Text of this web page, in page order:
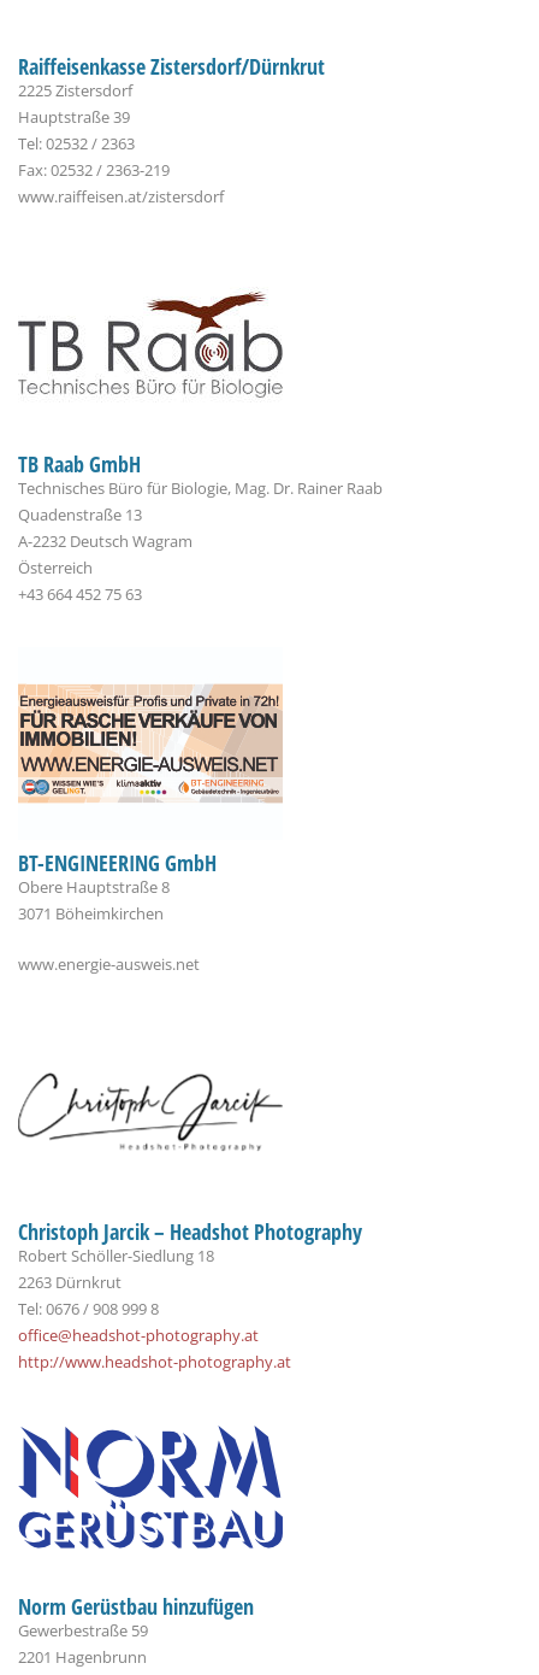
Raiffeisenkasse Zistersdorf/Dürnkrut
2225 Zistersdorf
Hauptstraße 39
Tel: 02532 / 2363
Fax: 02532 / 2363-219
www.raiffeisen.at/zistersdorf
TB Raab GmbH
Technisches Büro für Biologie, Mag. Dr. Rainer Raab
Quadenstraße 13
A-2232 Deutsch Wagram
Österreich
+43 664 452 75 63
BT-ENGINEERING GmbH
Obere Hauptstraße 8
3071 Böheimkirchen
www.energie-ausweis.net
Christoph Jarcik – Headshot Photography
Robert Schöller-Siedlung 18
2263 Dürnkrut
Tel: 0676 / 908 999 8
office@headshot-photography.at
http://www.headshot-photography.at
Norm Gerüstbau hinzufügen
Gewerbestraße 59
2201 Hagenbrunn